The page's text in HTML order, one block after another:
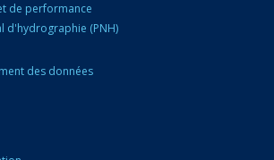
de performance
d'hydrographie (PNH)
des données